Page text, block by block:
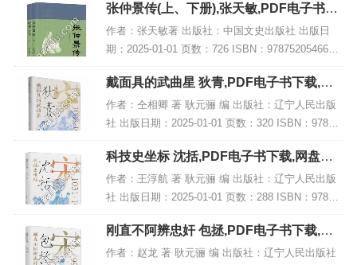
简介 在文学史...
张仲景传(上、下册),张天敏,PDF电子书下
载,网盘资源
作者：张天敏著 出版社：中国文史出版社 出版日
期：2025-01-01 页数：726 ISBN：9787520546690
电子书大小：249MB [高清扫描版PDF格式] 内容简
介 张仲景...
戴面具的武曲星 狄青,PDF电子书下载,网
盘资源
作者：仝相卿 著 耿元骊 编 出版社：辽宁人民出版
社 出版日期：2025-01-01 页数：320 ISBN：97872
05111571 电子书大小：238MB [高清扫描版PDF格
式] 内...
科技史坐标 沈括,PDF电子书下载,网盘资
源
作者：王淳航 著 耿元骊 编 出版社：辽宁人民出版
社 出版日期：2025-01-01 页数：288 ISBN：97872
05111434 电子书大小：215MB [高清扫描版PDF格
式] 内...
刚直不阿辨忠奸 包拯,PDF电子书下载,网
盘资源
作者：赵龙 著 耿元骊 编 出版社：辽宁人民出版社